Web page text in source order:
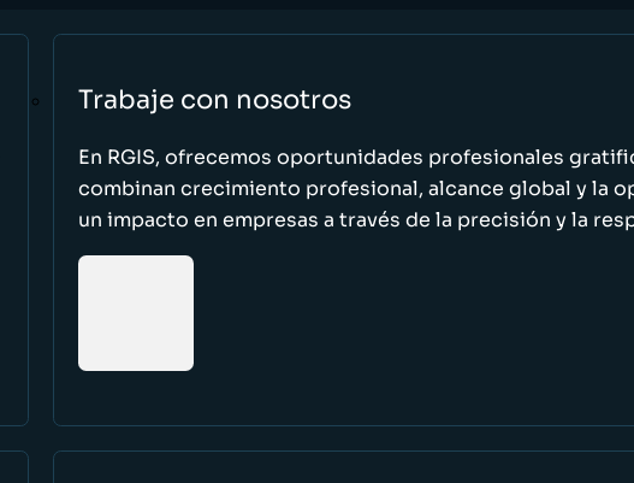
Trabaje con nosotros
En RGIS, ofrecemos oportunidades profesionales
combinan crecimiento profesional, alcance global y la
un impacto en empresas a través de la precisión y la